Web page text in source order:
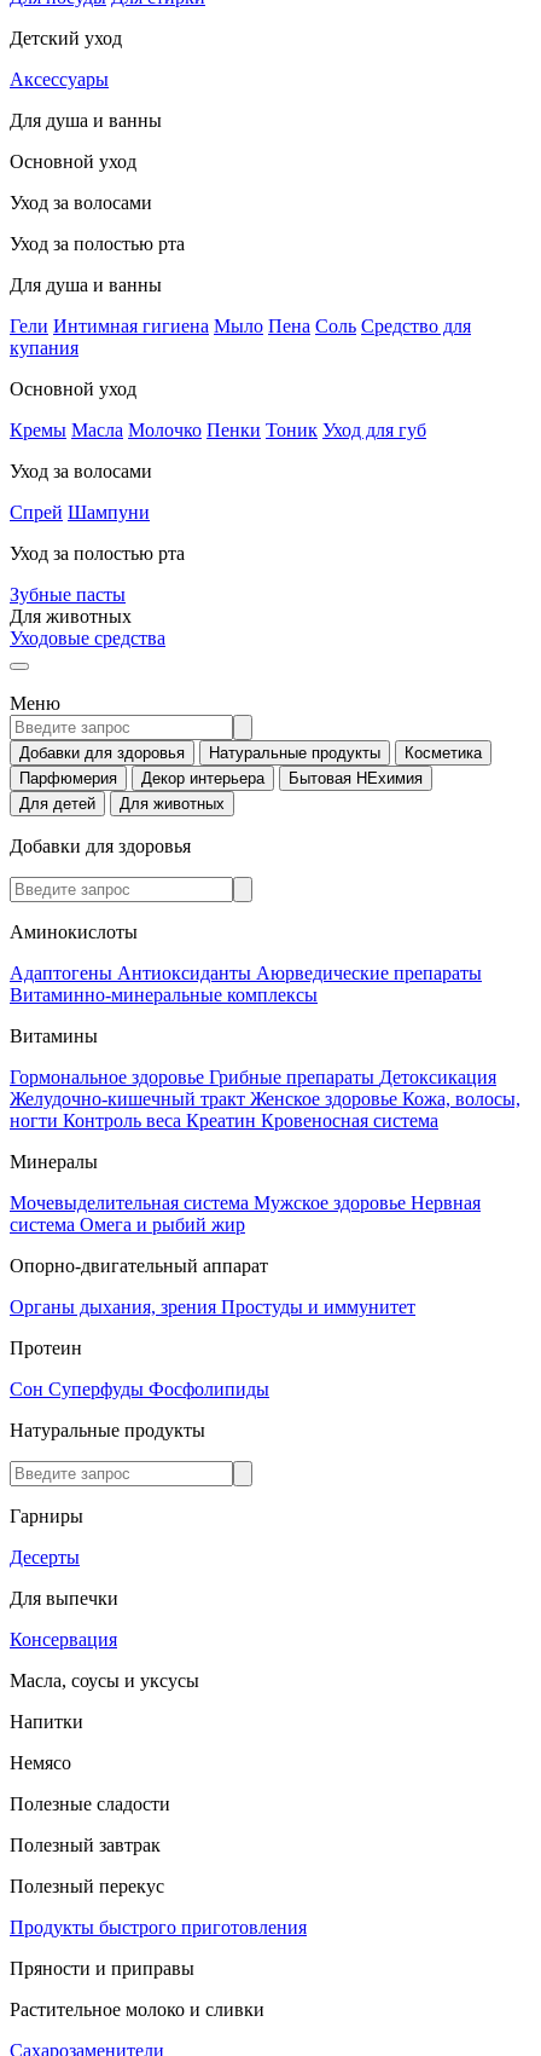
Детский уход
Аксессуары
Для душа и ванны
Основной уход
Уход за волосами
Уход за полостью рта
Для душа и ванны
Гели Интимная гигиена Мыло Пена Соль Средство для
купания
Основной уход
Кремы Масла Молочко Пенки Тоник Уход для губ
Уход за волосами
Спрей Шампуни
Уход за полостью рта
Зубные пасты
Для животных
Уходовые средства
Меню
Добавки для здоровья Натуральные продукты
Косметика
Парфюмерия
Декор интерьера
Бытовая НЕхимия
Для детей
Для животных
Добавки для здоровья
Аминокислоты
Адаптогены Антиоксиданты Аюрведические препараты
Витаминно-минеральные комплексы
Витамины
Гормональное здоровье Грибные препараты Детоксикация
Желудочно-кишечный тракт Женское здоровье Кожа, волосы,
ногти Контроль веса Креатин Кровеносная система
Минералы
Мочевыделительная система Мужское здоровье Нервная
система Омега и рыбий жир
Опорно-двигательный аппарат
Органы дыхания, зрения Простуды и иммунитет
Протеин
Сон Суперфуды Фосфолипиды
Натуральные продукты
Гарниры
Десерты
Для выпечки
Консервация
Масла, соусы и уксусы
Напитки
Немясо
Полезные сладости
Полезный завтрак
Полезный перекус
Продукты быстрого приготовления
Пряности и приправы
Растительное молоко и сливки
Сахарозаменители